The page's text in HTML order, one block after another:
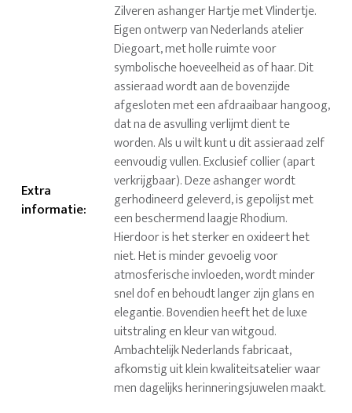
Extra
informatie:
Zilveren ashanger Hartje met Vlindertje.
Eigen ontwerp van Nederlands atelier
Diegoart, met holle ruimte voor
symbolische hoeveelheid as of haar. Dit
assieraad wordt aan de bovenzijde
afgesloten met een afdraaibaar hangoog,
dat na de asvulling verlijmt dient te
worden. Als u wilt kunt u dit assieraad zelf
eenvoudig vullen. Exclusief collier (apart
verkrijgbaar). Deze ashanger wordt
gerhodineerd geleverd, is gepolijst met
een beschermend laagje Rhodium.
Hierdoor is het sterker en oxideert het
niet. Het is minder gevoelig voor
atmosferische invloeden, wordt minder
snel dof en behoudt langer zijn glans en
elegantie. Bovendien heeft het de luxe
uitstraling en kleur van witgoud.
Ambachtelijk Nederlands fabricaat,
afkomstig uit klein kwaliteitsatelier waar
men dagelijks herinneringsjuwelen maakt.